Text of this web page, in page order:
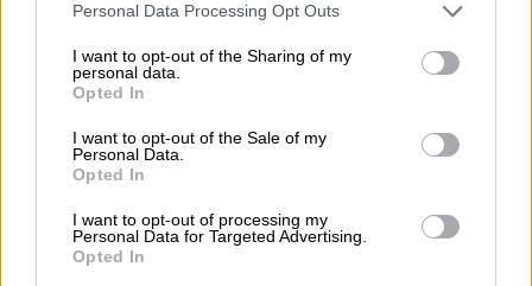
Personal Data Processing Opt Outs
I want to opt-out of the Sharing of my
personal data.
Opted In
I want to opt-out of the Sale of my
Personal Data.
Opted In
I want to opt-out of processing my
Personal Data for Targeted Advertising.
Opted In
¿QUÉ HACEMOS CON BEA?: La
dificultad de decidirse
Un mundo, una sociedad enfrentada entre unos y
otros. Aunque sean colegas, aunque estén,
supuestamente, en el mismo barco. Una lucha
común, pero maneras de combatirla de forma